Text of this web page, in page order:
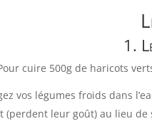
1.
cuire 500g de haricots
vos légumes froids dans
(perdent leur goût) au lieu de